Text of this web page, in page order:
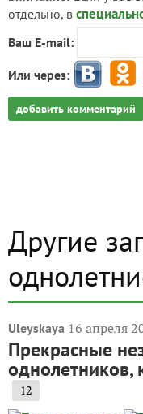
отдельно, в
Ваш E-mail:
Или через:
добавить комментарий
Другие
Uleyskaya 16 апреля
Прекрасные
однолетников,
12